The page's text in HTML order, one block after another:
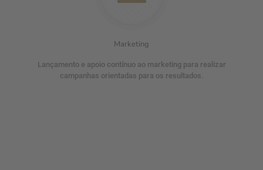
Marketing
Lançamento e apoio contínuo ao marketing para realizar
campanhas orientadas para os resultados.